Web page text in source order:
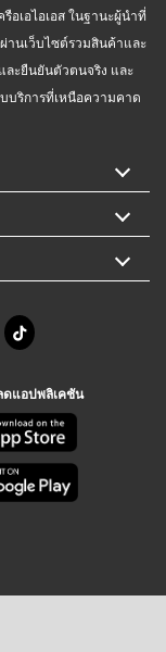
อเอไอเอส ในฐานะผู้นำที่
นเว็บไซต์รวมสินค้าและ
ละยืนยันตัวตนจริง และ
บริการที่เหนือความคาด
แอปพลิเคชัน